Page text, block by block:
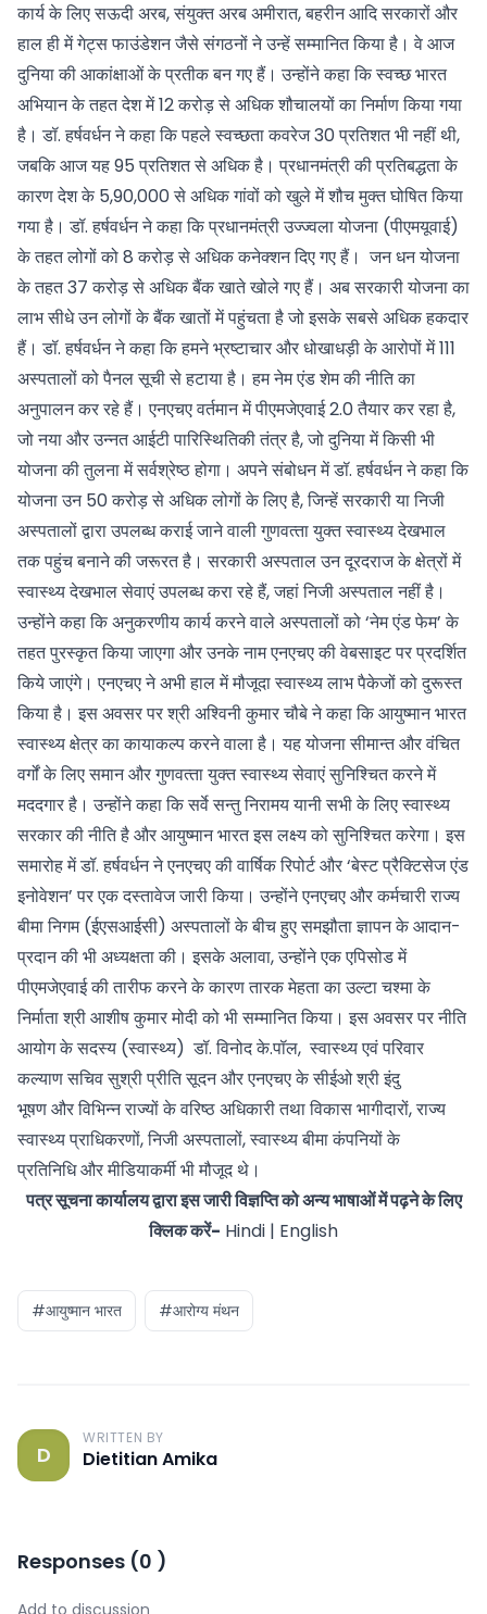
कार्य के लिए सऊदी अरब, संयुक्त अरब अमीरात, बहरीन आदि सरकारों और
हाल ही में गेट्स फाउंडेशन जैसे संगठनों ने उन्‍हें सम्मानित किया है। वे आज
दुनिया की आकांक्षाओं के प्रतीक बन गए हैं। उन्होंने कहा कि स्वच्छ भारत
अभियान के तहत देश में 12 करोड़ से अधिक शौचालयों का निर्माण किया गया
है। डॉ. हर्षवर्धन ने कहा कि पहले स्वच्छता कवरेज 30 प्रतिशत भी नहीं थी,
जबकि आज यह 95 प्रतिशत से अधिक है। प्रधानमंत्री की प्रतिबद्धता के
कारण देश के 5,90,000 से अधिक गांवों को खुले में शौच मुक्त घोषित किया
गया है। डॉ. हर्षवर्धन ने कहा कि प्रधानमंत्री उज्ज्वला योजना (पीएमयूवाई)
के तहत लोगों को 8 करोड़ से अधिक कनेक्शन दिए गए हैं। जन धन योजना
के तहत 37 करोड़ से अधिक बैंक खाते खोले गए हैं। अब सरकारी योजना का
लाभ सीधे उन लोगों के बैंक खातों में पहुंचता है जो इसके सबसे अधिक हकदार
हैं। डॉ. हर्षवर्धन ने कहा कि हमने भ्रष्‍टाचार और धोखाधड़ी के आरोपों में 111
अस्‍पतालों को पैनल सूची से हटाया है। हम नेम एंड शेम की नीति का
अनुपालन कर रहे हैं। एनएचए वर्तमान में पीएमजेएवाई 2.0 तैयार कर रहा है,
जो नया और उन्‍नत आईटी पारिस्थितिकी तंत्र है, जो दुनिया में किसी भी
योजना की तुलना में सर्वश्रेष्‍ठ होगा। अपने संबोधन में डॉ. हर्षवर्धन ने कहा कि
योजना उन 50 करोड़ से अधिक लोगों के लिए है, जिन्‍हें सरकारी या निजी
अस्‍पतालों द्वारा उपलब्‍ध कराई जाने वाली गुणवत्‍ता युक्‍त स्‍वास्‍थ्‍य देखभाल
तक पहुंच बनाने की जरूरत है। सरकारी अस्‍पताल उन दूरदराज के क्षेत्रों में
स्‍वास्‍थ्‍य देखभाल सेवाएं उपलब्‍ध करा रहे हैं, जहां निजी अस्‍पताल नहीं है।
उन्‍होंने कहा कि अनुकरणीय कार्य करने वाले अस्‍पतालों को ‘नेम एंड फेम’ के
तहत पुरस्‍कृत किया जाएगा और उनके नाम एनएचए की वेबसाइट पर प्रदर्शित
किये जाएंगे। एनएचए ने अभी हाल में मौजूदा स्‍वास्‍थ्‍य लाभ पैकेजों को दुरूस्‍त
किया है। इस अवसर पर श्री अश्विनी कुमार चौबे ने कहा कि आयुष्‍मान भारत
स्‍वास्‍थ्‍य क्षेत्र का कायाकल्‍प करने वाला है। यह योजना सीमान्‍त और वंचित
वर्गों के लिए समान और गुणवत्‍ता युक्‍त स्‍वास्‍थ्‍य सेवाएं सुनिश्चित करने में
मददगार है। उन्‍होंने कहा कि सर्वे सन्‍तु निरामय यानी सभी के लिए स्‍वास्‍थ्‍य
सरकार की नीति है और आयुष्‍मान भारत इस लक्ष्‍य को सुनिश्चित करेगा। इस
समारोह में डॉ. हर्षवर्धन ने एनएचए की वार्षिक रिपोर्ट और ‘बेस्ट प्रैक्टिसेज एंड
इनोवेशन’ पर एक दस्तावेज जारी किया। उन्होंने एनएचए और कर्मचारी राज्य
बीमा निगम (ईएसआईसी) अस्पतालों के बीच हुए समझौता ज्ञापन के आदान-
प्रदान की भी अध्यक्षता की। इसके अलावा, उन्‍होंने एक एपिसोड में
पीएमजेएवाई की तारीफ करने के कारण तारक मेहता का उल्टा चश्मा के
निर्माता श्री आशीष कुमार मोदी को भी सम्‍मानित किया। इस अवसर पर नीति
आयोग के सदस्‍य (स्‍वास्‍थ्‍य) डॉ. विनोद के.पॉल, स्‍वास्‍थ्‍य एवं परिवार
कल्‍याण सचिव सुश्री प्रीति सूदन और एनएचए के सीईओ श्री इंदु
भूषण और विभिन्न राज्यों के वरिष्ठ अधिकारी तथा विकास भागीदारों, राज्य
स्वास्थ्य प्राधिकरणों, निजी अस्पतालों, स्वास्थ्य बीमा कंपनियों के
प्रतिनिधि और मीडियाकर्मी भी मौजूद थे।
पत्र सूचना कार्यालय द्वारा इस जारी विज्ञप्ति को अन्य भाषाओं में पढ़ने के लिए
क्लिक करें- Hindi | English
#आयुष्मान भारत #आरोग्य मंथन
D
WRITTEN BY
Dietitian Amika
Responses (0 )